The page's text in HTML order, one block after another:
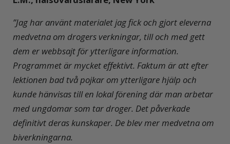
”Jag har använt materialet jag fick och gjort eleverna
medvetna om drogers verkningar, till och med gett
dem er webbsajt för ytterligare information.
Programmet är mycket effektivt. Faktum är att efter
lektionen bad två pojkar om ytterligare hjälp och
kunde hänvisas till en lokal förening där man arbetar
med ungdomar som tar droger. Det påverkade
definitivt deras kunskaper. De blev mer medvetna om
biverkningarna.